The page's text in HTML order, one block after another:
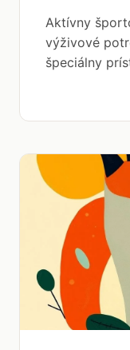
Aktívny
výživové
špeciálny